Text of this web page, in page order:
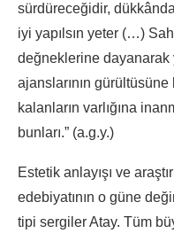
sürdüreceğidir,
iyi yapılsın yeter (…)
değneklerine
ajanslarının gürültüsüne
kalanların varlığına
bunları.” (a.g.y.)
Estetik anlayışı ve
edebiyatının o güne
tipi sergiler Atay. Tüm